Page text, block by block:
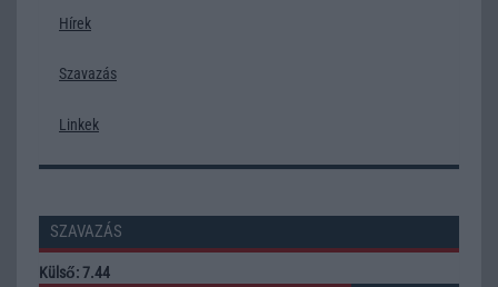
Hírek
Szavazás
Linkek
SZAVAZÁS
Külső: 7.44